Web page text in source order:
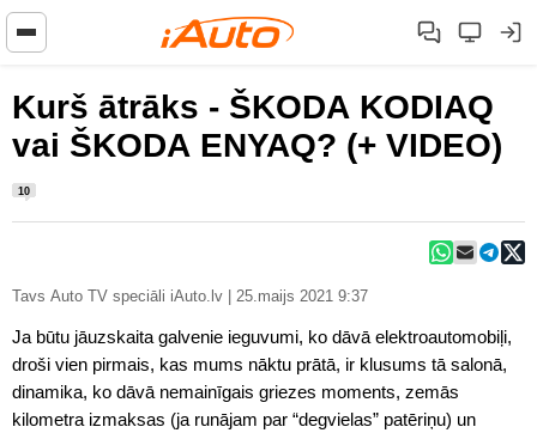
Kurš ātrāks - ŠKODA KODIAQ
vai ŠKODA ENYAQ? (+ VIDEO)
10
Tavs Auto TV speciāli iAuto.lv | 25.maijs 2021 9:37
Ja būtu jāuzskaita galvenie ieguvumi, ko dāvā elektroautomobiļi,
droši vien pirmais, kas mums nāktu prātā, ir klusums tā salonā,
dinamika, ko dāvā nemainīgais griezes moments, zemās
kilometra izmaksas (ja runājam par “degvielas” patēriņu) un